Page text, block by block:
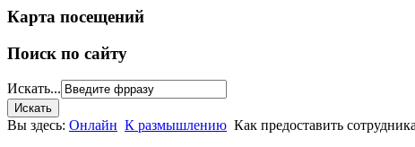
Карта посещений
Поиск по сайту
Искать...
Вы здесь: Онлайн К размышлению Как предоставить